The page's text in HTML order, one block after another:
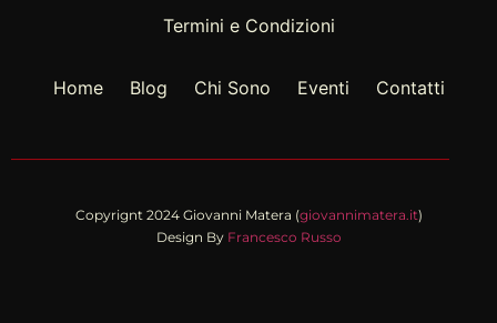
Termini e Condizioni
Home Blog Chi Sono Eventi Contatti
Copyrignt 2024 Giovanni Matera (giovannimatera.it)
Design By Francesco Russo